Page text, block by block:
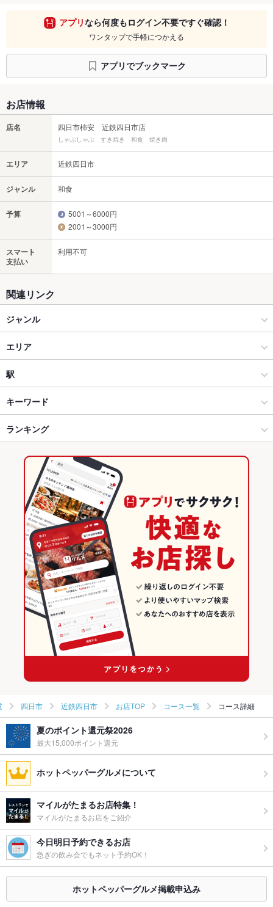
アプリなら何度もログイン不要ですぐ確認！
ワンタップで手軽につかえる
アプリでブックマーク
お店情報
店名 四日市柿安 近鉄四日市店
しゃぶしゃぶ すき焼き 和食 焼き肉
エリア 近鉄四日市
ジャンル 和食
予算
5001～6000円
2001～3000円
スマート
支払い
利用不可
関連リンク
ジャンル
和食
しゃぶしゃぶ・すき焼き
四日市 × 和食
四日市 × しゃぶしゃぶ・すき焼き
近鉄四日市駅 × 和食
近鉄四日市駅 × しゃぶしゃぶ・すき焼き
エリア
近鉄四日市
近鉄四日市 × 和食
近鉄四日市 × しゃぶしゃぶ・すき焼き
三重 × 和食
三重 × しゃぶしゃぶ・すき焼き
駅
川原町駅
近鉄四日市駅
四日市駅
キーワード
ローストビーフ
ランキング
三重のグルメランキング
三重の和食ランキング
三重のしゃぶしゃぶ・すき焼きランキング
四日市のグルメランキング
四日市の和食ランキング
四日市のしゃぶしゃぶ・すき焼きランキング
近鉄四日市のグルメランキング
近鉄四日市の和食ランキング
近鉄四日市のしゃぶしゃぶ・すき焼きランキング
四日市 近鉄四日市 お店TOP コース一覧 コース詳細
夏のポイント還元祭2026
最大15,000ポイント還元
ホットペッパーグルメについて
マイルがたまるお店特集！
マイルがたまるお店をご紹介
今日明日予約できるお店
急ぎの飲み会でもネット予約OK！
ホットペッパーグルメ掲載申込み